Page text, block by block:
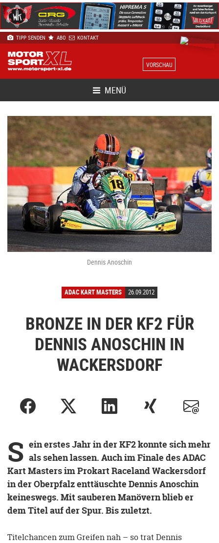
TIPP SENDEN ABO KONTAKT
VORSCHAU
MENÜ
Dennis Anoschin
ADAC KART MASTERS 26.09.2012
BRONZE IN DER KF2 FÜR
DENNIS ANOSCHIN IN
WACKERSDORF
S ein erstes Jahr in der KF2 konnte sich mehr
als sehen lassen. Auch im Finale des ADAC
Kart Masters im Prokart Raceland Wackersdorf
in der Oberpfalz enttäuschte Dennis Anoschin
keineswegs. Mit sauberen Manövern blieb er
dem Titel auf der Spur. Bis zuletzt.
Titelchancen zum Greifen nah – so trat Dennis